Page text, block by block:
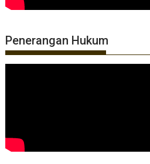
Penerangan Hukum